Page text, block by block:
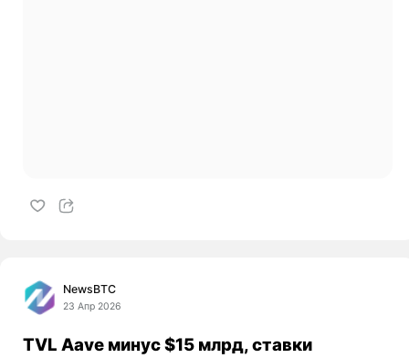
NewsBTC
23 Апр 2026
TVL Aave минус $15 млрд, ставки